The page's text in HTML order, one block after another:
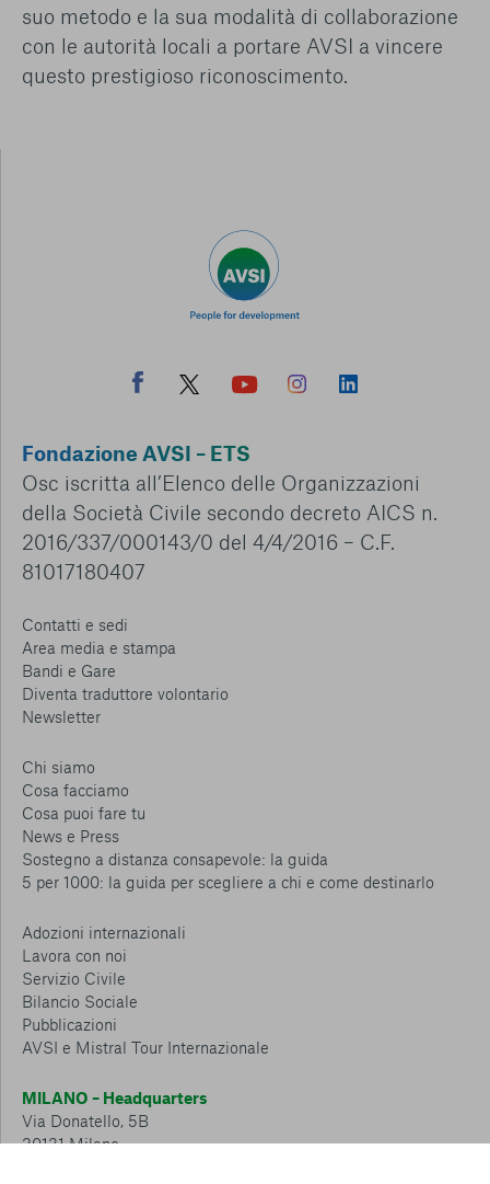
suo metodo e la sua modalità di collaborazione
con le autorità locali a portare AVSI a vincere
questo prestigioso riconoscimento.
Fondazione AVSI – ETS
Osc iscritta all’Elenco delle Organizzazioni
della Società Civile secondo decreto AICS n.
2016/337/000143/0 del 4/4/2016 – C.F.
81017180407
Contatti e sedi
Area media e stampa
Bandi e Gare
Diventa traduttore volontario
Newsletter
Chi siamo
Cosa facciamo
Cosa puoi fare tu
News e Press
Sostegno a distanza consapevole: la guida
5 per 1000: la guida per scegliere a chi e come destinarlo
Adozioni internazionali
Lavora con noi
Servizio Civile
Bilancio Sociale
Pubblicazioni
AVSI e Mistral Tour Internazionale
MILANO – Headquarters
Via Donatello, 5B
20131 Milano